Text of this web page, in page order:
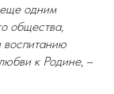
одним
общества,
воспитанию
к Родине, –